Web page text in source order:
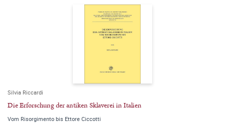
Silvia Riccardi
Die Erforschung der antiken Sklaverei in Italien
Vom Risorgimento bis Ettore Ciccotti